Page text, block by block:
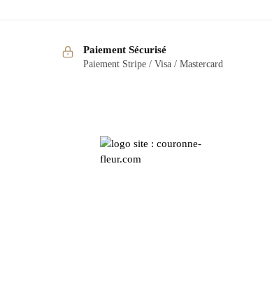
Paiement Sécurisé
Paiement Stripe / Visa / Mastercard